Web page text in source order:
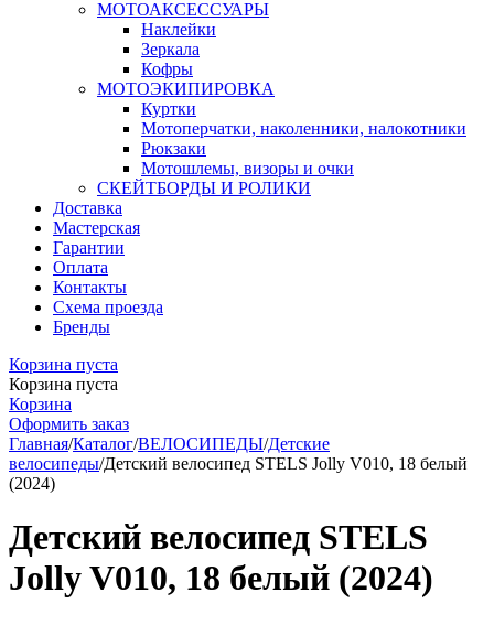
МОТОАКСЕССУАРЫ
Наклейки
Зеркала
Кофры
МОТОЭКИПИРОВКА
Куртки
Мотоперчатки, наколенники, налокотники
Рюкзаки
Мотошлемы, визоры и очки
СКЕЙТБОРДЫ И РОЛИКИ
Доставка
Мастерская
Гарантии
Оплата
Контакты
Схема проезда
Бренды
Корзина пуста
Корзина пуста
Корзина
Оформить заказ
Главная/Каталог/ВЕЛОСИПЕДЫ/Детские
велосипеды/Детский велосипед STELS Jolly V010, 18 белый
(2024)
Детский велосипед STELS
Jolly V010, 18 белый (2024)